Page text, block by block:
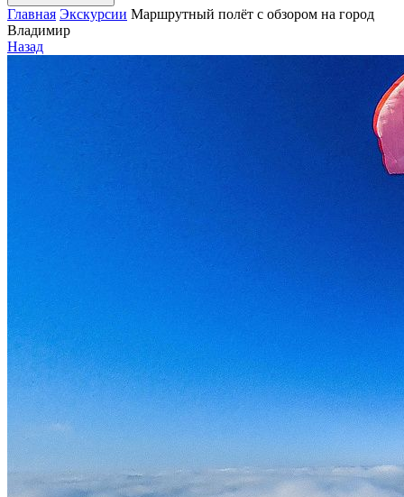
Главная Экскурсии Маршрутный полёт с обзором на город
Владимир
Назад